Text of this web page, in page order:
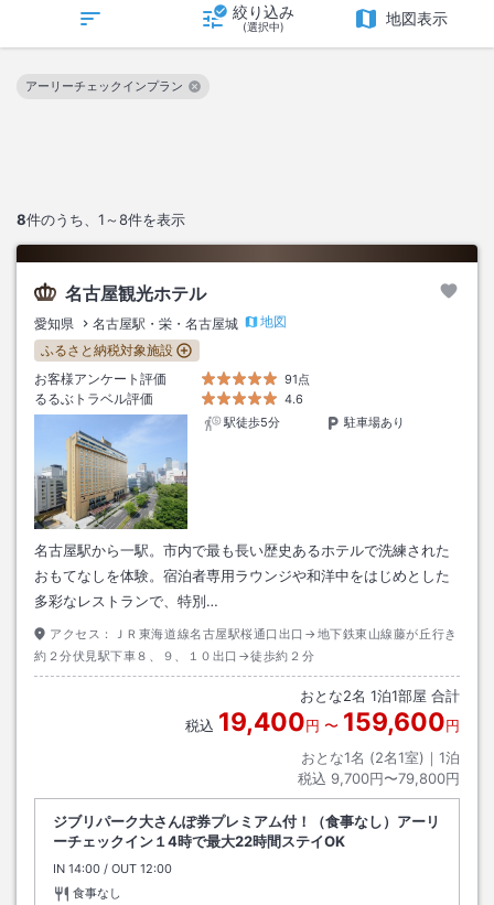
絞り込み
(選択中) 地図表示
8件のうち、 1～8件を表示
アーリーチェックインプラン
この絞り込み条件を解除
名古屋観光ホテル
愛知県 名古屋駅・栄・名古屋城
地図
ふるさと納税対象施設
お客様アンケート評価
91点
るるぶトラベル評価
4.6
駅徒歩5分
駐車場あり
名古屋駅から一駅。市内で最も長い歴史あるホテルで洗練された
おもてなしを体験。宿泊者専用ラウンジや和洋中をはじめとした
多彩なレストランで、特別…
アクセス：
ＪＲ東海道線名古屋駅桜通口出口→地下鉄東山線藤が丘行き
約２分伏見駅下車８、９、１０出口→徒歩約２分
おとな2名 1泊1部屋 合計
税込 19,400円 〜 159,600円
おとな1名 (2名1室)｜ 1泊
税込 9,700円〜79,800円
ジブリパーク大さんぽ券プレミアム付！（食事なし）アーリ
ーチェックイン１4時で最大22時間ステイOK
IN チェックイン
14:00 / OUT チェックアウト
12:00
食事なし